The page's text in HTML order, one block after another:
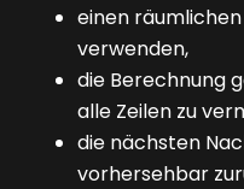
einen
verwenden,
die Berechnung
alle Zeilen zu
die nächsten
vorhersehbar